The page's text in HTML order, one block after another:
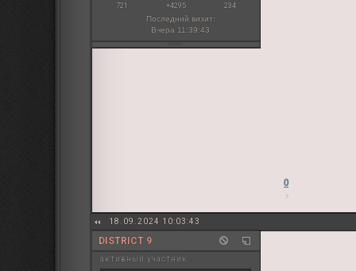
721
+4295
234
Последний визит:
Вчера 11:39:43
0
18.09.2024 10:03:43
DISTRICT 9
активный участник